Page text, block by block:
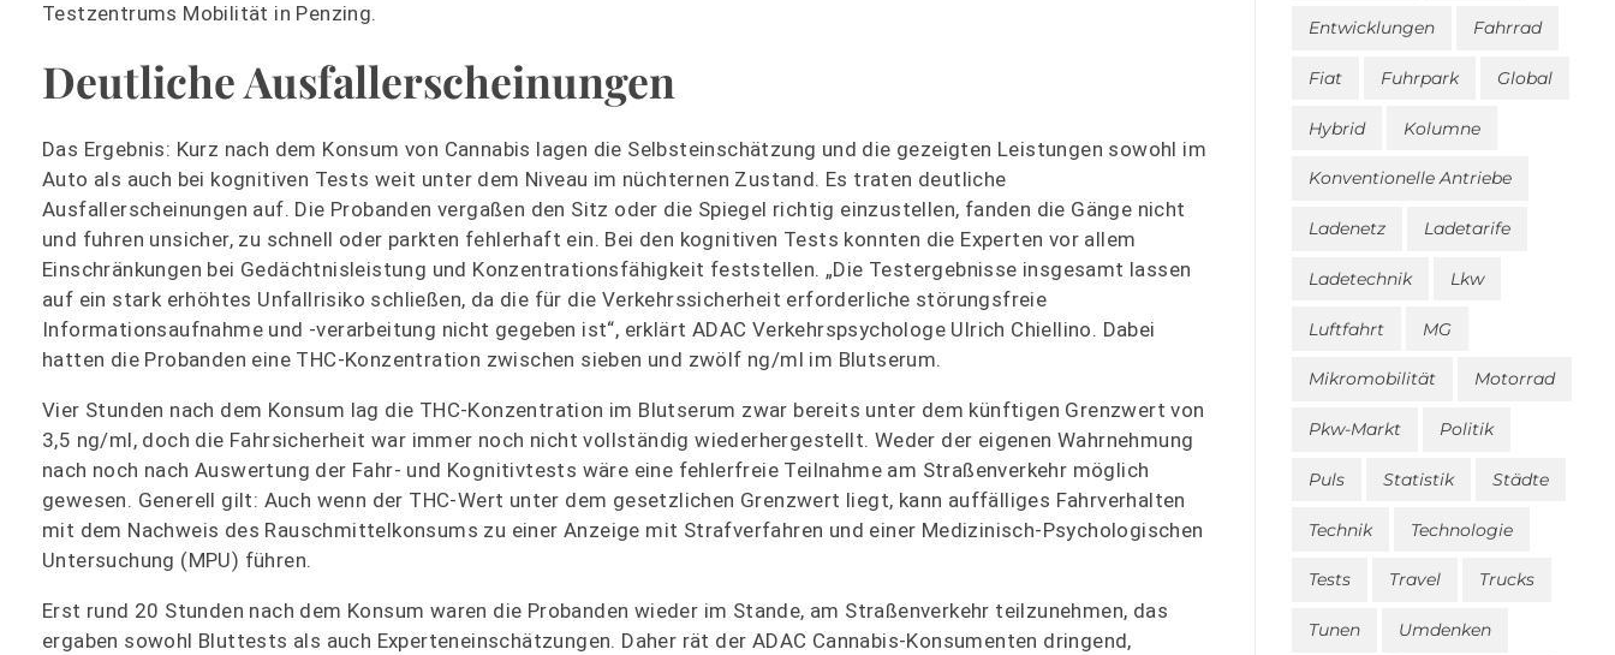
Testzentrums Mobilität in Penzing.
Deutliche Ausfallerscheinungen
Das Ergebnis: Kurz nach dem Konsum von Cannabis lagen die Selbsteinschätzung und die gezeigten Leistungen sowohl im
Auto als auch bei kognitiven Tests weit unter dem Niveau im nüchternen Zustand. Es traten deutliche
Ausfallerscheinungen auf. Die Probanden vergaßen den Sitz oder die Spiegel richtig einzustellen, fanden die Gänge nicht
und fuhren unsicher, zu schnell oder parkten fehlerhaft ein. Bei den kognitiven Tests konnten die Experten vor allem
Einschränkungen bei Gedächtnisleistung und Konzentrationsfähigkeit feststellen. „Die Testergebnisse insgesamt lassen
auf ein stark erhöhtes Unfallrisiko schließen, da die für die Verkehrssicherheit erforderliche störungsfreie
Informationsaufnahme und -verarbeitung nicht gegeben ist“, erklärt ADAC Verkehrspsychologe Ulrich Chiellino. Dabei
hatten die Probanden eine THC-Konzentration zwischen sieben und zwölf ng/ml im Blutserum.
Vier Stunden nach dem Konsum lag die THC-Konzentration im Blutserum zwar bereits unter dem künftigen Grenzwert von
3,5 ng/ml, doch die Fahrsicherheit war immer noch nicht vollständig wiederhergestellt. Weder der eigenen Wahrnehmung
nach noch nach Auswertung der Fahr- und Kognitivtests wäre eine fehlerfreie Teilnahme am Straßenverkehr möglich
gewesen. Generell gilt: Auch wenn der THC-Wert unter dem gesetzlichen Grenzwert liegt, kann auffälliges Fahrverhalten
mit dem Nachweis des Rauschmittelkonsums zu einer Anzeige mit Strafverfahren und einer Medizinisch-Psychologischen
Untersuchung (MPU) führen.
Erst rund 20 Stunden nach dem Konsum waren die Probanden wieder im Stande, am Straßenverkehr teilzunehmen, das
ergaben sowohl Bluttests als auch Experteneinschätzungen. Daher rät der ADAC Cannabis-Konsumenten dringend,
Entwicklungen Fahrrad
Fiat Fuhrpark Global
Hybrid Kolumne
Konventionelle Antriebe
Ladenetz Ladetarife
Ladetechnik Lkw
Luftfahrt MG
Mikromobilität Motorrad
Pkw-Markt Politik
Puls Statistik Städte
Technik Technologie
Tests Travel Trucks
Tunen Umdenken